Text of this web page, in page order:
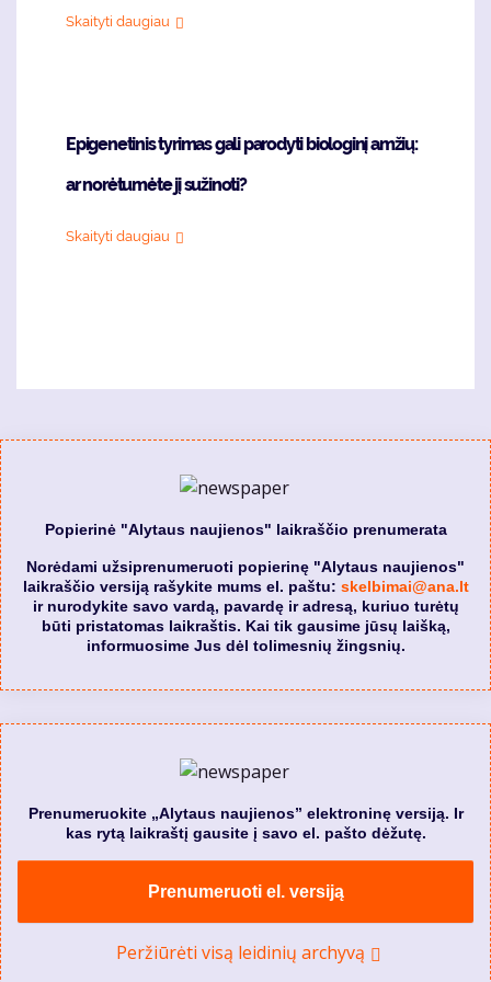
Skaityti daugiau
Epigenetinis tyrimas gali parodyti biologinį amžių:
ar norėtumėte jį sužinoti?
Skaityti daugiau
Popierinė "Alytaus naujienos" laikraščio prenumerata
Norėdami užsiprenumeruoti popierinę "Alytaus naujienos"
laikraščio versiją rašykite mums el. paštu: skelbimai@ana.lt
ir nurodykite savo vardą, pavardę ir adresą, kuriuo turėtų
būti pristatomas laikraštis. Kai tik gausime jūsų laišką,
informuosime Jus dėl tolimesnių žingsnių.
Prenumeruokite „Alytaus naujienos” elektroninę versiją. Ir
kas rytą laikraštį gausite į savo el. pašto dėžutę.
Prenumeruoti el. versiją
Peržiūrėti visą leidinių archyvą